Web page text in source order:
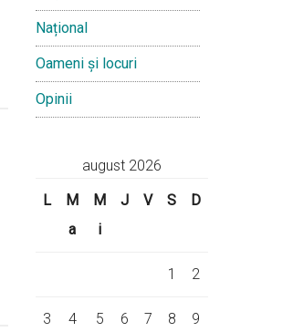
Național
Oameni și locuri
Opinii
august 2026
L
M
a
M
i
J V S D
1 2
3 4 5 6 7 8 9